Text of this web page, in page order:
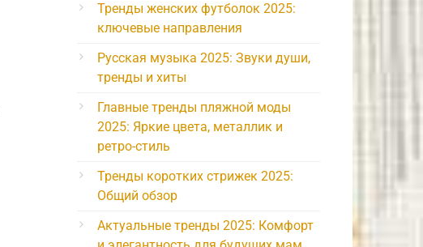
Тренды женских футболок 2025:
ключевые направления
Русская музыка 2025: Звуки души,
тренды и хиты
Главные тренды пляжной моды
2025: Яркие цвета, металлик и
ретро-стиль
Тренды коротких стрижек 2025:
Общий обзор
Актуальные тренды 2025: Комфорт